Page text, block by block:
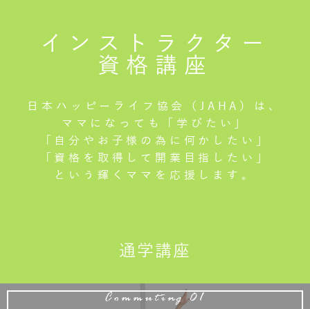
インストラクター
資格講座
日本ハッピーライフ協会（JAHA）は、
ママになっても「学びたい」
「自分やお子様の為に何かしたい」
「資格を取得して開業目指したい」
という輝くママを応援します。
通学講座
Commuting 01